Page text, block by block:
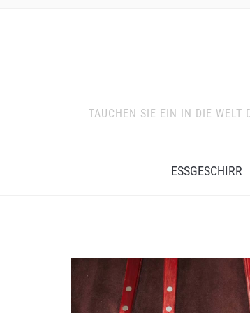
TAUCHEN SIE EIN IN DIE WELT
ESSGESCHIRR